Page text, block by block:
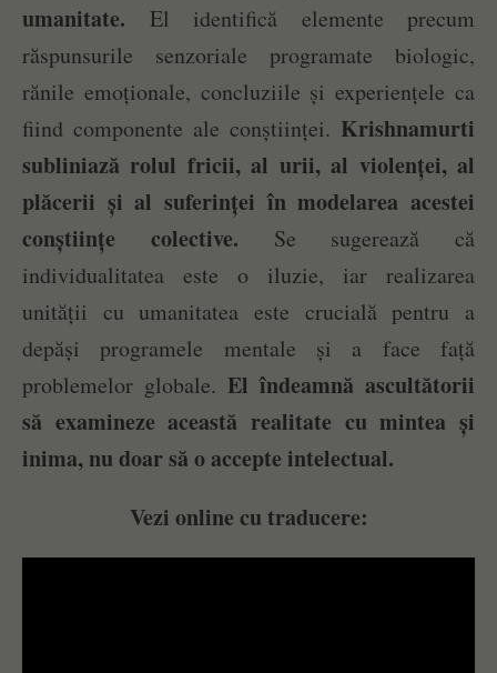
umanitate. El identifică elemente precum
răspunsurile senzoriale programate biologic,
rănile emoționale, concluziile și experiențele ca
fiind componente ale conștiinței. Krishnamurti
subliniază rolul fricii, al urii, al violenței, al
plăcerii și al suferinței în modelarea acestei
conștiințe colective. Se sugerează că
individualitatea este o iluzie, iar realizarea
unității cu umanitatea este crucială pentru a
depăși programele mentale și a face față
problemelor globale. El îndeamnă ascultătorii
să examineze această realitate cu mintea și
inima, nu doar să o accepte intelectual.
Vezi online cu traducere: